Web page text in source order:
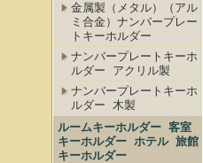
金属製（メタル）（アル
ミ合金）ナンバープレー
トキーホルダー
ナンバープレートキーホ
ルダー アクリル製
ナンバープレートキーホ
ルダー 木製
ルームキーホルダー 客室
キーホルダー ホテル 旅館
キーホルダー